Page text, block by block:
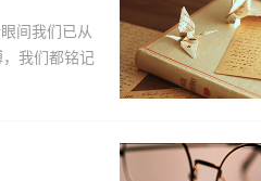
间我们已从
我们都铭记